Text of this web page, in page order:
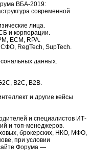
ВБА-2019:
современной
лица.
и корпорации.
ECM, RPA.
RegTech, SupTech.
данных.
B2C, B2B.
и другие кейсы
и специалистов ИТ-
и топ-менеджеров.
брокерских, НКО, МФО,
при условии
Форума —